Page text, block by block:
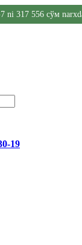
ni 317 556 сўм
19